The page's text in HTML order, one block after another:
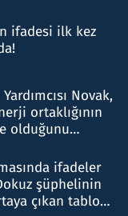
ifadesi ilk kez
Novak,
ortaklığının
olduğunu
ifadeler
şüphelinin
çıkan tablo